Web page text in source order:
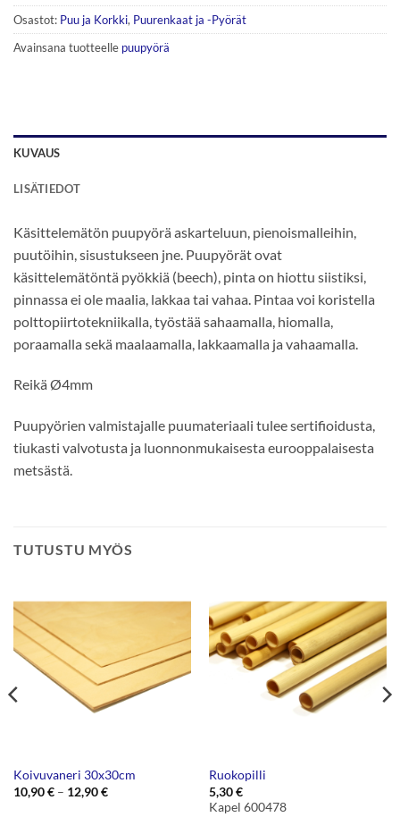
Osastot: Puu ja Korkki, Puurenkaat ja -Pyörät
Avainsana tuotteelle puupyörä
KUVAUS
LISÄTIEDOT
Käsittelemätön puupyörä askarteluun, pienoismalleihin,
puutöihin, sisustukseen jne. Puupyörät ovat
käsittelemätöntä pyökkiä (beech), pinta on hiottu siistiksi,
pinnassa ei ole maalia, lakkaa tai vahaa. Pintaa voi koristella
polttopiirtotekniikalla, työstää sahaamalla, hiomalla,
poraamalla sekä maalaamalla, lakkaamalla ja vahaamalla.
Reikä Ø4mm
Puupyörien valmistajalle puumateriaali tulee sertifioidusta,
tiukasti valvotusta ja luonnonmukaisesta eurooppalaisesta
metsästä.
TUTUSTU MYÖS
Koivuvaneri 30x30cm
10,90€ – 12,90€Hintaluokka:
Ruokopilli
5,30€
Kapel 600478